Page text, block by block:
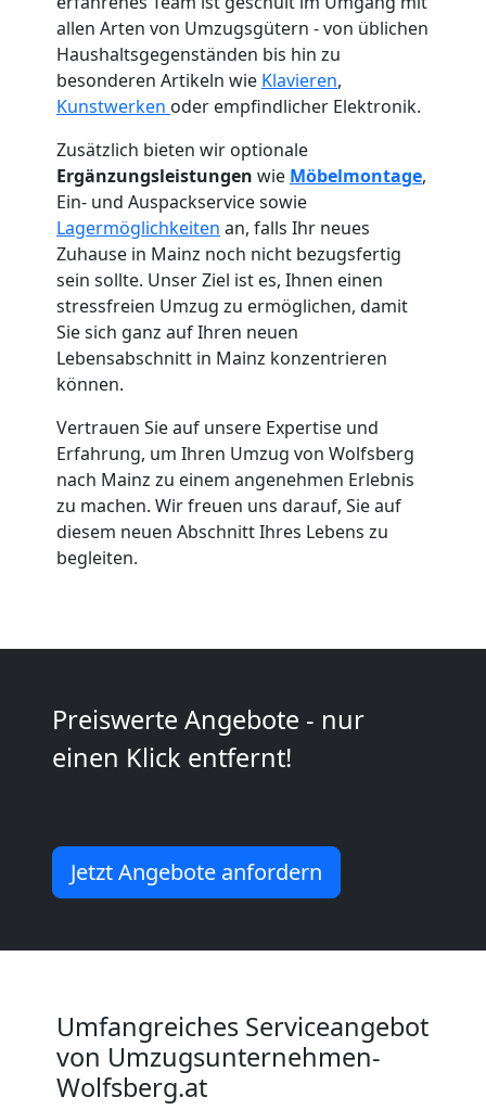
allen Arten von Umzugsgütern - von üblichen
Haushaltsgegenständen bis hin zu
besonderen Artikeln wie Klavieren,
Kunstwerken oder empfindlicher Elektronik.
Zusätzlich bieten wir optionale
Ergänzungsleistungen wie Möbelmontage,
Ein- und Auspackservice sowie
Lagermöglichkeiten an, falls Ihr neues
Zuhause in Mainz noch nicht bezugsfertig
sein sollte. Unser Ziel ist es, Ihnen einen
stressfreien Umzug zu ermöglichen, damit
Sie sich ganz auf Ihren neuen
Lebensabschnitt in Mainz konzentrieren
können.
Vertrauen Sie auf unsere Expertise und
Erfahrung, um Ihren Umzug von Wolfsberg
nach Mainz zu einem angenehmen Erlebnis
zu machen. Wir freuen uns darauf, Sie auf
diesem neuen Abschnitt Ihres Lebens zu
begleiten.
Preiswerte Angebote - nur
einen Klick entfernt!
Jetzt Angebote anfordern
Umfangreiches Serviceangebot
von Umzugsunternehmen-
Wolfsberg.at
Umzugshelfer
Wolfsberg
Möbeltaxi
Wolfsberg
Möbelmontage
Möbeltransport
Wolfsberg
Beiladung
Wolfsberg